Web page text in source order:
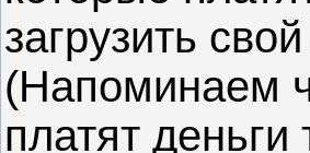
загрузить
(Напоминаем
платят